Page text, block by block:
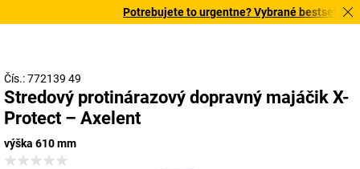
Potrebujete to urgentne? Vybrané bestsellery
Čís.: 772139 49
Stredový protinárazový dopravný majáčik X-
Protect – Axelent
výška 610 mm